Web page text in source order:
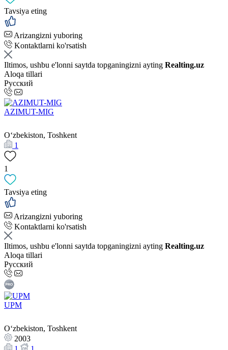
Tavsiya eting
Arizangizni yuboring
Kontaktlarni ko'rsatish
Iltimos, ushbu e'lonni saytda topganingizni ayting Realting.uz
Aloqa tillari
Русский
AZIMUT-MIG
Oʻzbekiston, Toshkent
1
1
Tavsiya eting
Arizangizni yuboring
Kontaktlarni ko'rsatish
Iltimos, ushbu e'lonni saytda topganingizni ayting Realting.uz
Aloqa tillari
Русский
UPM
Oʻzbekiston, Toshkent
2003